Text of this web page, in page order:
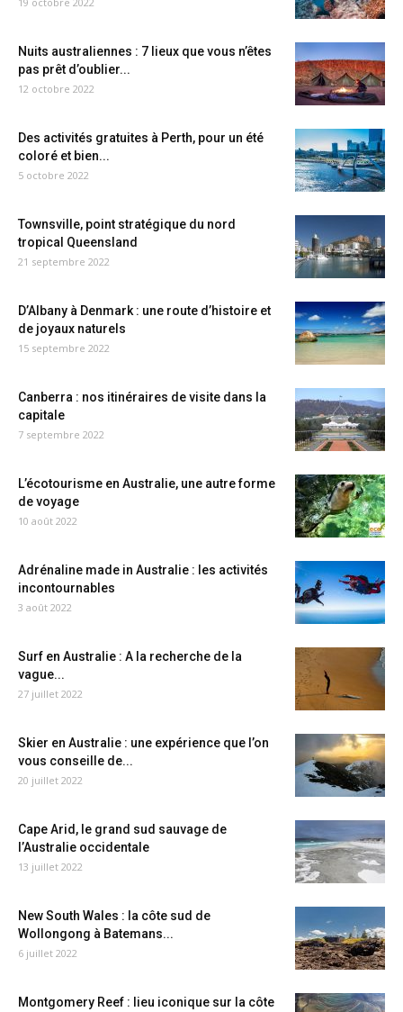
Nuits australiennes : 7 lieux que vous n’êtes
pas prêt d’oublier...
12 octobre 2022
Des activités gratuites à Perth, pour un été
coloré et bien...
5 octobre 2022
Townsville, point stratégique du nord
tropical Queensland
21 septembre 2022
D’Albany à Denmark : une route d’histoire et
de joyaux naturels
15 septembre 2022
Canberra : nos itinéraires de visite dans la
capitale
7 septembre 2022
L’écotourisme en Australie, une autre forme
de voyage
10 août 2022
Adrénaline made in Australie : les activités
incontournables
3 août 2022
Surf en Australie : A la recherche de la
vague...
27 juillet 2022
Skier en Australie : une expérience que l’on
vous conseille de...
20 juillet 2022
Cape Arid, le grand sud sauvage de
l’Australie occidentale
13 juillet 2022
New South Wales : la côte sud de
Wollongong à Batemans...
6 juillet 2022
Montgomery Reef : lieu iconique sur la côte